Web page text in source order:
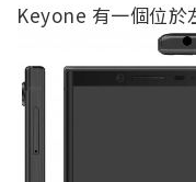
Keyone 有一個位於